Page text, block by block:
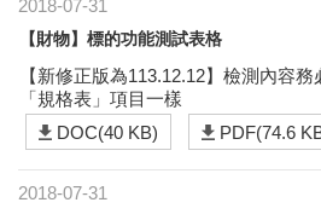
2018-07-31
【財物】標的功能測試表格
【新修正版為113.12.12】檢測內容
「規格表」項目一樣
DOC(40 KB)
PDF(74.6
2018-07-31